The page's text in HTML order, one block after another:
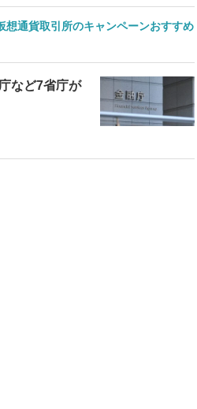
想通貨取引所のキャンペーンおすすめ
など7省庁が